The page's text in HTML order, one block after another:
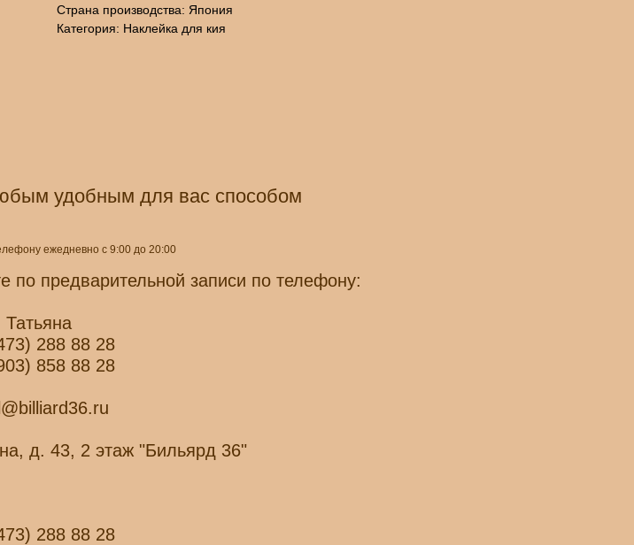
Страна производства: Япония
Категория: Наклейка для кия
удобным для вас способом
ежедневно с 9:00 до 20:00
по предварительной записи по телефону:
Татьяна
288 88 28
858 88 28
д. 43, 2 этаж "Бильярд 36"
288 88 28